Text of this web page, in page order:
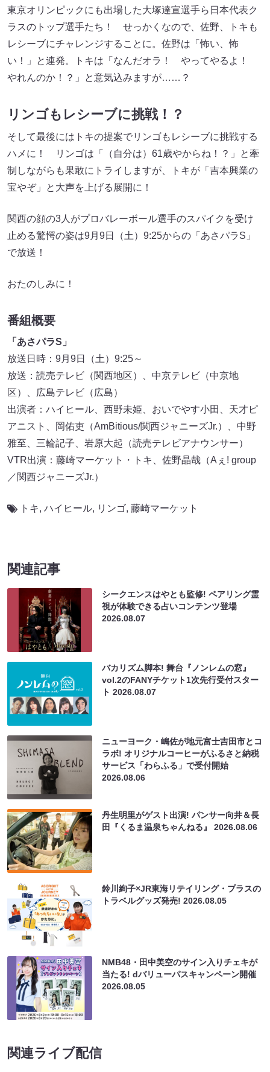
東京オリンピックにも出場した大塚達宣選手ら日本代表ク
ラスのトップ選手たち！ せっかくなので、佐野、トキも
レシーブにチャレンジすることに。佐野は「怖い、怖
い！」と連発。トキは「なんだオラ！ やってやるよ！
やれんのか！？」と意気込みますが……？
リンゴもレシーブに挑戦！？
そして最後にはトキの提案でリンゴもレシーブに挑戦する
ハメに！ リンゴは「（自分は）61歳やからね！？」と牽
制しながらも果敢にトライしますが、トキが「吉本興業の
宝やぞ」と大声を上げる展開に！
関西の顔の3人がプロバレーボール選手のスパイクを受け
止める驚愕の姿は9月9日（土）9:25からの「あさパラS」
で放送！
おたのしみに！
番組概要
「あさパラS」
放送日時：9月9日（土）9:25～
放送：読売テレビ（関西地区）、中京テレビ（中京地
区）、広島テレビ（広島）
出演者：ハイヒール、西野未姫、おいでやす小田、天才ピ
アニスト、岡佑吏（AmBitious/関西ジャニーズJr.）、中野
雅至、三輪記子、岩原大起（読売テレビアナウンサー）
VTR出演：藤崎マーケット・トキ、佐野晶哉（Aぇ! group
／関西ジャニーズJr.）
トキ, ハイヒール, リンゴ, 藤崎マーケット
関連記事
シークエンスはやとも監修! ペアリング霊
視が体験できる占いコンテンツ登場
2026.08.07
バカリズム脚本! 舞台『ノンレムの窓』
vol.2のFANYチケット1次先行受付スター
ト2026.08.07
ニューヨーク・嶋佐が地元富士吉田市とコ
ラボ! オリジナルコーヒーがふるさと納税
サービス「わらふる」で受付開始
2026.08.06
丹生明里がゲスト出演! パンサー向井＆長
田『くるま温泉ちゃんねる』2026.08.06
鈴川絢子×JR東海リテイリング・プラスの
トラベルグッズ発売!2026.08.05
NMB48・田中美空のサイン入りチェキが
当たる! dバリューパスキャンペーン開催
2026.08.05
関連ライブ配信